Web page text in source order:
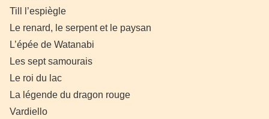
Till l’espiègle
Le renard, le serpent et le paysan
L’épée de Watanabi
Les sept samourais
Le roi du lac
La légende du dragon rouge
Vardiello